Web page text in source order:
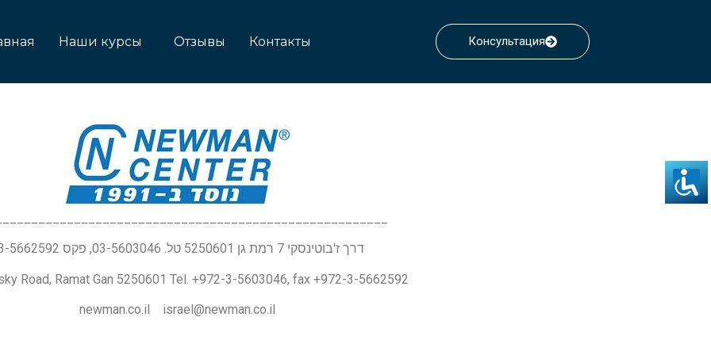
Наши курсы Отзывы Контакты Консультация
דרך ז'בוטינסקי 7 רמת גן 5250601 טל. 03-5603046, פקס 03-5662592
Road, Ramat Gan 5250601 Tel. +972-3-5603046, fax +972-3-5662592
newman.co.il israel@newman.co.il